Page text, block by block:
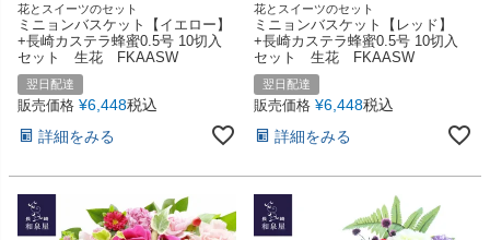
花とスイーツのセット
ミニョンバスケット【イエロー】
+長崎カステラ蜂蜜0.5号 10切入
セット 生花 FKAASW
翌日配達
販売価格 ¥6,448税込
詳細をみる
花とスイーツのセット
ミニョンバスケット【レッド】
+長崎カステラ蜂蜜0.5号 10切入
セット 生花 FKAASW
翌日配達
販売価格 ¥6,448税込
詳細をみる